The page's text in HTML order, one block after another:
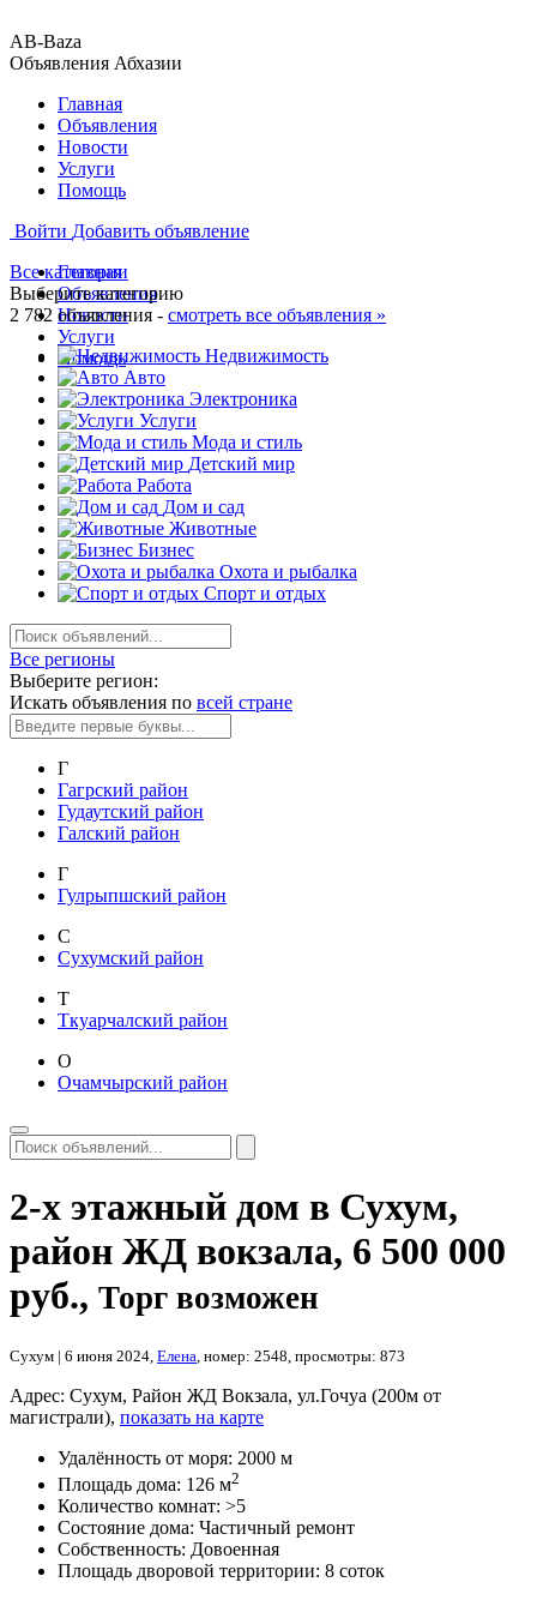
AB-Baza
Объявления Абхазии
Главная
Объявления
Новости
Услуги
Помощь
Войти Добавить объявление
Главная
Объявления
Новости
Услуги
Помощь
Все категории
Выберите категорию
2 782 объявления - смотреть все объявления »
Недвижимость
Авто
Электроника
Услуги
Мода и стиль
Детский мир
Работа
Дом и сад
Животные
Бизнес
Охота и рыбалка
Спорт и отдых
Все регионы
Выберите регион:
Искать объявления по всей стране
Г
Гагрский район
Гудаутский район
Галский район
Г
Гулрыпшский район
С
Сухумский район
Т
Ткуарчалский район
О
Очамчырский район
2-х этажный дом в Сухум,
район ЖД вокзала, 6 500 000
руб., Торг возможен
Сухум | 6 июня 2024, Елена , номер: 2548, просмотры: 873
Адрес: Сухум, Район ЖД Вокзала, ул.Гочуа (200м от
магистрали), показать на карте
Удалённость от моря: 2000 м
Площадь дома: 126 м2
Количество комнат: >5
Состояние дома: Частичный ремонт
Собственность: Довоенная
Площадь дворовой территории: 8 соток